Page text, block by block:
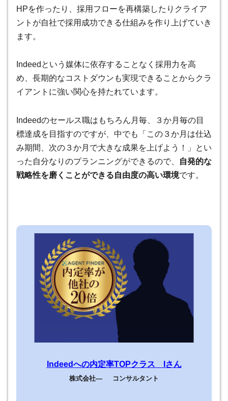
HPを作ったり、採用フローを再構築したりクライア
ントが自社で採用成功できる仕組みを作り上げていき
ます。
Indeedという媒体に依存することなく採用力を高
め、長期的なコストダウンも実現できることからクラ
イアントに強い関心を持たれています。
Indeedのセールス職はもちろん月毎、３か月毎の目
標達成を目指すのですが、中でも「この３か月は仕込
み期間、次の３か月で大きな成果を上げよう！」とい
った自分なりのプランニングができるので、
自発的な
戦略性を磨くことができる自由度の高い環境です。
Indeedへの内定率TOPクラス Iさん
株式会社— コンサルタント